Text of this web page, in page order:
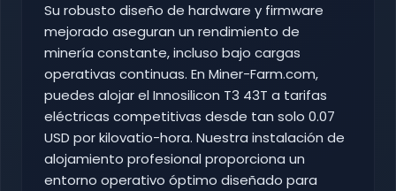
Su robusto diseño de hardware y firmware
mejorado aseguran un rendimiento de
minería constante, incluso bajo cargas
operativas continuas. En Miner-Farm.com,
puedes alojar el Innosilicon T3 43T a tarifas
eléctricas competitivas desde tan solo 0.07
USD por kilovatio-hora. Nuestra instalación de
alojamiento profesional proporciona un
entorno operativo óptimo diseñado para